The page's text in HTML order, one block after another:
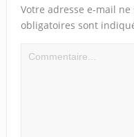
Votre adresse e-mail
obligatoires sont